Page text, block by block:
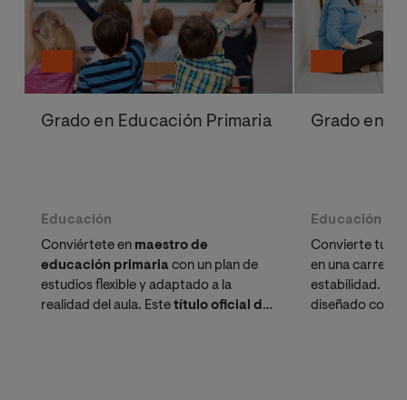
Grado en Educación Primaria
Educación
Conviértete en maestro de
educación primaria con un plan de
estudios flexible y adaptado a la
realidad del aula. Estetítulo oficial de
Grado en
Educación
Convierte tu
en una carrera
estabilidad.
diseñado